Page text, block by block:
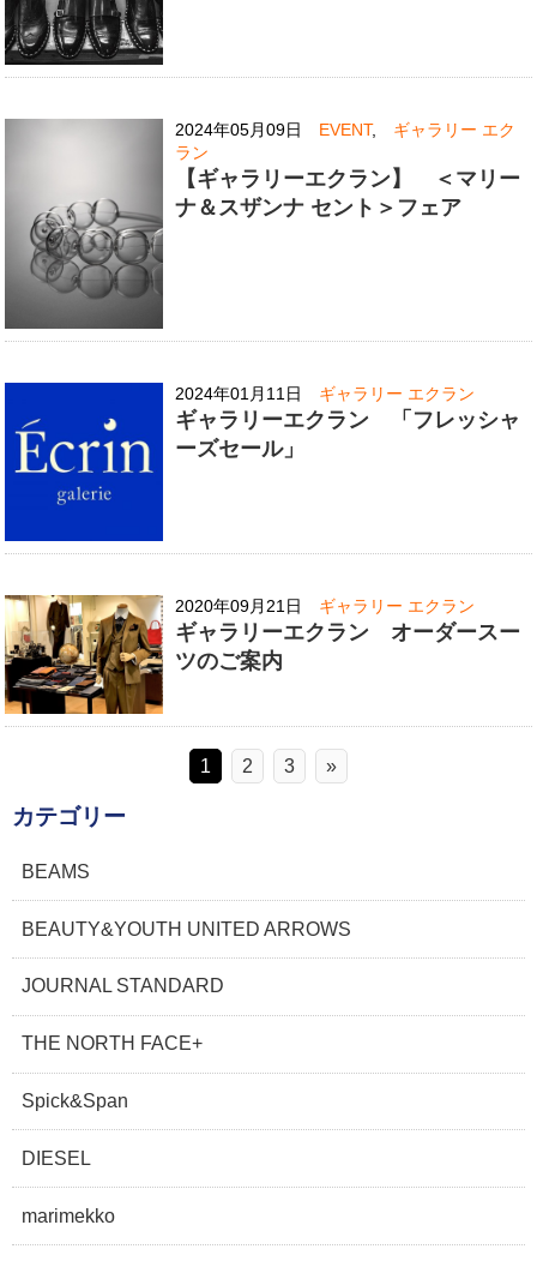
2024年05月09日 EVENT,
ギャラリー エク
ラン
【ギャラリーエクラン】 ＜マリー
ナ＆スザンナ セント＞フェア
2024年01月11日 ギャラリー エクラン
ギャラリーエクラン 「フレッシャ
ーズセール」
2020年09月21日 ギャラリー エクラン
ギャラリーエクラン オーダースー
ツのご案内
1 2 3 »
カテゴリー
BEAMS
BEAUTY&YOUTH UNITED ARROWS
JOURNAL STANDARD
THE NORTH FACE+
Spick&Span
DIESEL
marimekko